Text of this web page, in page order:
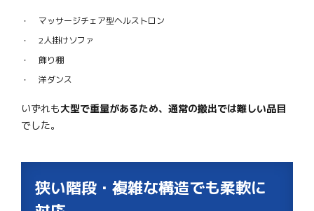
マッサージチェア型ヘルストロン
2人掛けソファ
飾り棚
洋ダンス
いずれも大型で重量があるため、通常の搬出では難しい品目
でした。
狭い階段・複雑な構造でも柔軟に